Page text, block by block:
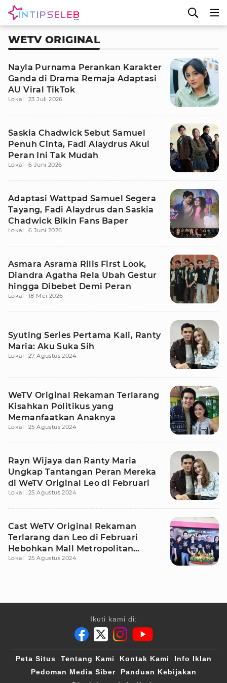
WETV ORIGINAL
Nayla Purnama Perankan Karakter
Ganda di Drama Remaja Adaptasi
AU Viral TikTok
Lokal 23 Juli 2026
Saskia Chadwick Sebut Samuel
Penuh Cinta, Fadi Alaydrus Akui
Peran Ini Tak Mudah
Lokal 6 Juni 2026
Adaptasi Wattpad Samuel Segera
Tayang, Fadi Alaydrus dan Saskia
Chadwick Bikin Fans Baper
Lokal 6 Juni 2026
Asmara Asrama Rilis First Look,
Diandra Agatha Rela Ubah Gestur
hingga Dibebet Demi Peran
Lokal 18 Mei 2026
Syuting Series Pertama Kali, Ranty
Maria: Aku Suka Sih
Lokal 27 Agustus 2024
WeTV Original Rekaman Terlarang
Kisahkan Politikus yang
Memanfaatkan Anaknya
Lokal 25 Agustus 2024
Rayn Wijaya dan Ranty Maria
Ungkap Tantangan Peran Mereka
di WeTV Original Leo di Februari
Lokal 25 Agustus 2024
Cast WeTV Original Rekaman
Terlarang dan Leo di Februari
Hebohkan Mall Metropolitan
Bekasi
Lokal 25 Agustus 2024
Ikuti kami di:
Peta Situs Tentang Kami Kontak Kami
Info Iklan
Pedoman Media Siber
Panduan Kebijakan